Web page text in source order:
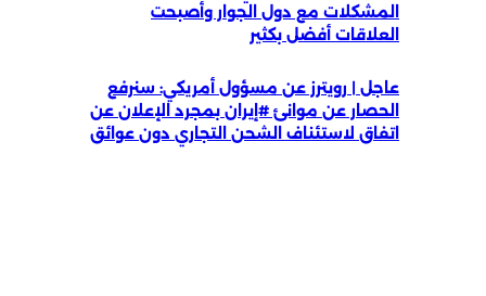
المشكلات مع دول الجوار وأصبحت
العلاقات أفضل بكثير
عاجل | رويترز عن مسؤول أمريكي: سنرفع
الحصار عن موانئ #إيران بمجرد الإعلان عن
اتفاق لاستئناف الشحن التجاري دون عوائق